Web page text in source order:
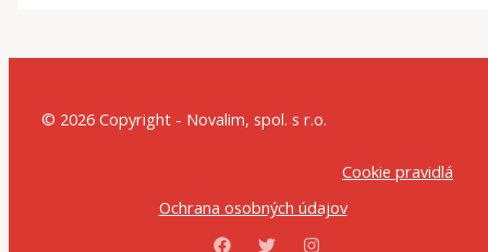
© 2026 Copyright - Novalim, spol. s r.o.
Cookie pravidlá
Ochrana osobných údajov